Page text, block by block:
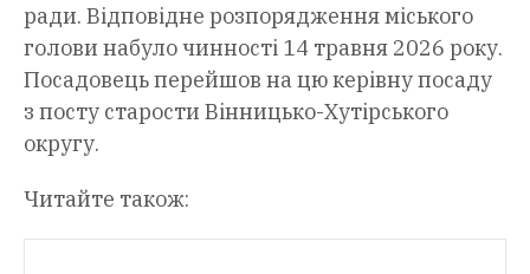
ради. Відповідне розпорядження міського
голови набуло чинності 14 травня 2026 року.
Посадовець перейшов на цю керівну посаду
з посту старости Вінницько-Хутірського
округу.
Читайте також: